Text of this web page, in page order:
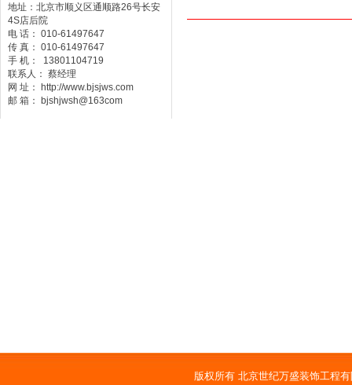
地址：北京市顺义区通顺路26号长安
4S店后院
电 话： 010-61497647
传 真： 010-61497647
手 机： 13801104719
联系人： 蔡经理
网 址： http://www.bjsjws.com
邮 箱： bjshjwsh@163com
版权所有 北京世纪万盛装饰工程